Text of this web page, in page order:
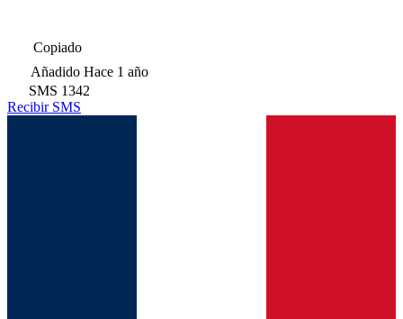
Copiado
Añadido Hace 1 año
SMS 1342
Recibir SMS